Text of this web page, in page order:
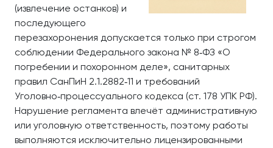
(извлечение останков) и
последующего
перезахоронения допускается только при строгом
соблюдении Федерального закона № 8‑ФЗ «О
погребении и похоронном деле», санитарных
правил СанПиН 2.1.2882‑11 и требований
Уголовно‑процессуального кодекса (ст. 178 УПК РФ).
Нарушение регламента влечёт административную
или уголовную ответственность, поэтому работы
выполняются исключительно лицензированными